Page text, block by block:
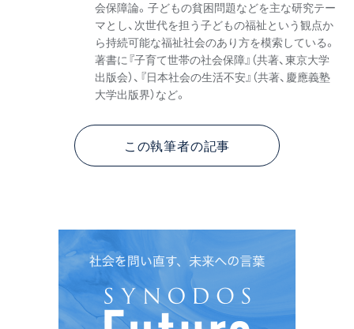
会保障論。子どもの貧困問題などを主な研究テー
マとし、次世代を担う子どもの福祉という観点か
ら持続可能な福祉社会のあり方を模索している。
著書に『子育て世帯の社会保障』（共著、東京大学
出版会）、『日本社会の生活不安』（共著、慶應義塾
大学出版界）など。
この執筆者の記事